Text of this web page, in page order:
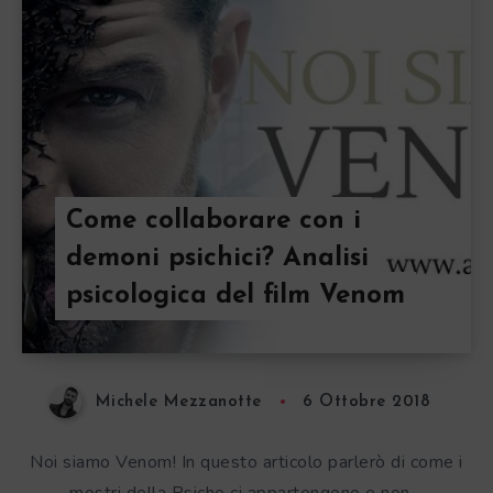
Come collaborare con i
demoni psichici? Analisi
psicologica del film Venom
Michele Mezzanotte 6 Ottobre 2018
Noi siamo Venom! In questo articolo parlerò di come i